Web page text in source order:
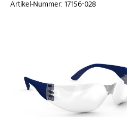
Artikel-Nummer: 17156-028